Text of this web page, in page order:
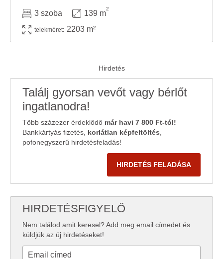
3 szoba 139 m
2
telekméret: 2203 m²
Találj gyorsan vevőt vagy bérlőt
ingatlanodra!
Több százezer érdeklődő már havi 7 800 Ft-tól!
Bankkártyás fizetés, korlátlan képfeltöltés
pofonegyszerű hirdetésfeladás!
HIRDETÉS FELADÁSA
HIRDETÉSFIGYELŐ
Nem találod amit keresel? Add meg email címedet és
küldjük az új hirdetéseket!